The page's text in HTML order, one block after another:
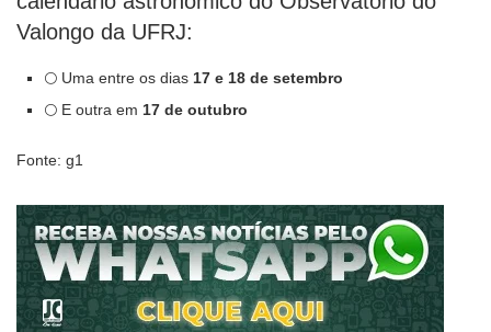
Valongo da UFRJ:
🌕 Uma entre os dias 17 e 18 de setembro
🌕 E outra em 17 de outubro
Fonte: g1